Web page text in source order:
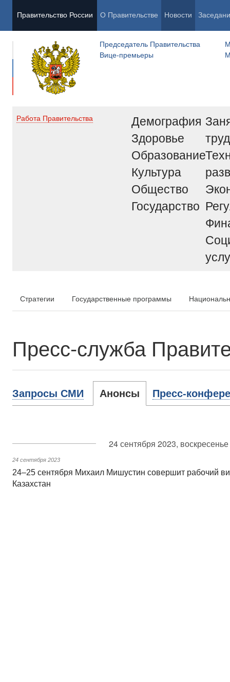
Правительство России О Правительстве Новости
Председатель Правительства
Вице-премьеры
Работа Правительства
Демография
Здоровье
Образование
Культура
Общество
Государство
труд
Стратегии Государственные программы
Пресс-служба
Запросы СМИ Анонсы Пресс-
24 сентября 2023, воскресенье
24 сентября 2023
24–25 сентября Михаил Мишустин совершит рабочий
Казахстан